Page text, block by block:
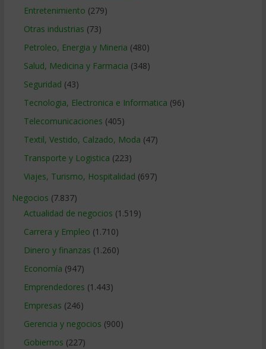
Entretenimiento (279)
Otras industrias (73)
Petroleo, Energia y Mineria (480)
Salud, Medicina y Farmacia (348)
Seguridad (43)
Tecnologia, Electronica e Informatica (96)
Telecomunicaciones (405)
Textil, Vestido, Calzado, Moda (47)
Transporte y Logistica (223)
Viajes, Turismo, Hospitalidad (697)
Negocios (7.837)
Actualidad de negocios (1.519)
Carrera y Empleo (1.710)
Dinero y finanzas (1.260)
Economía (947)
Emprendedores (1.443)
Empresas (246)
Gerencia y negocios (900)
Gobiernos (227)